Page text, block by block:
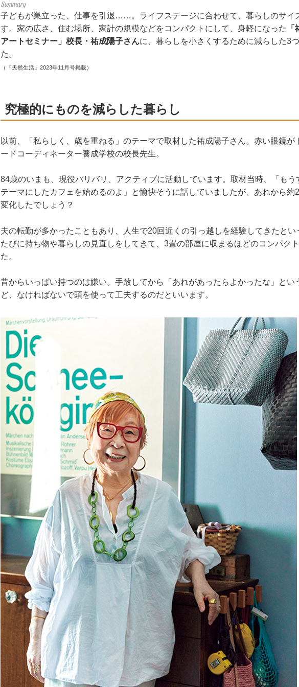
子どもが巣立った、仕事を引退……。ライフステージに合わせて、暮らしのサイ
す。家の広さ、住む場所、家計の規模などをコンパクトにして、身軽になった
アートセミナー」校長・祐成陽子さんに、暮らしを小さくするために減らした3
た。
（『天然生活』2023年11月号掲載）
究極的にものを減らした暮らし
以前、「私らしく、歳を重ねる」のテーマで取材した祐成陽子さん。赤い眼鏡が
ードコーディネーター養成学校の校長先生。
84歳のいまも、現役バリバリ、アクティブに活動しています。取材当時、「もう
テーマにしたカフェを始めるのよ」と愉快そうに話していましたが、あれから約
変化したでしょう？
夫の転勤が多かったこともあり、人生で20回近くの引っ越しを経験してきたとい
たびに持ち物や暮らしの見直しをしてきて、3畳の部屋に収まるほどのコンパク
た。
昔からいっぱい持つのは嫌い。手放してから「あれがあったらよかったな」とい
ど、なければないで頭を使って工夫するのだといいます。